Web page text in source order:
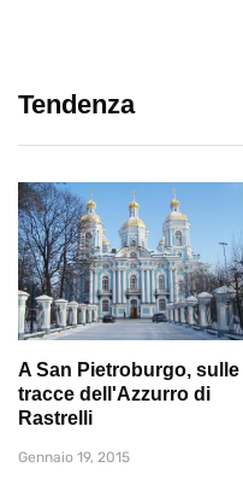
Tendenza
A San Pietroburgo, sulle
tracce dell'Azzurro di
Rastrelli
Gennaio 19, 2015